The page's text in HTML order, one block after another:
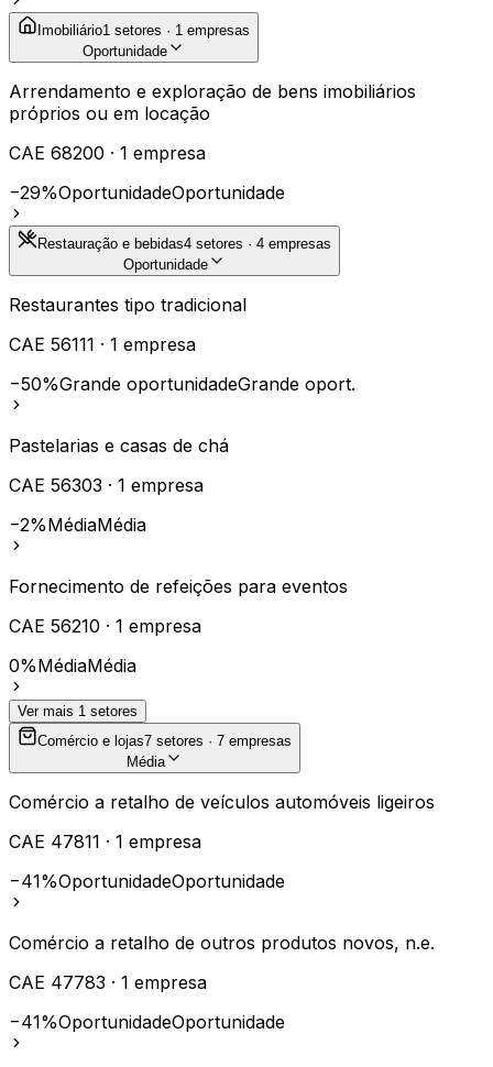
Imobiliário1 setores · 1 empresas
Oportunidade
Arrendamento e exploração de bens imobiliários
próprios ou em locação
CAE 68200 · 1 empresa
−29%OportunidadeOportunidade
Restauração e bebidas4 setores · 4 empresas
Oportunidade
Restaurantes tipo tradicional
CAE 56111 · 1 empresa
−50%Grande oportunidadeGrande oport.
Pastelarias e casas de chá
CAE 56303 · 1 empresa
−2%MédiaMédia
Fornecimento de refeições para eventos
CAE 56210 · 1 empresa
0%MédiaMédia
Ver mais 1 setores
Comércio e lojas7 setores · 7 empresas
Média
Comércio a retalho de veículos automóveis ligeiros
CAE 47811 · 1 empresa
−41%OportunidadeOportunidade
Comércio a retalho de outros produtos novos, n.e.
CAE 47783 · 1 empresa
−41%OportunidadeOportunidade